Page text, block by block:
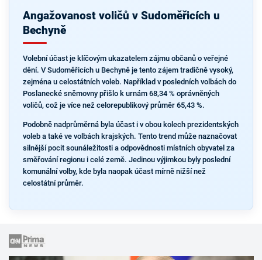
Angažovanost voličů v Sudoměřicích u
Bechyně
Volební účast je klíčovým ukazatelem zájmu občanů o veřejné
dění. V Sudoměřicích u Bechyně je tento zájem tradičně vysoký,
zejména u celostátních voleb. Například v posledních volbách do
Poslanecké sněmovny přišlo k urnám 68,34 % oprávněných
voličů, což je více než celorepublikový průměr 65,43 %.
Podobně nadprůměrná byla účast i v obou kolech prezidentských
voleb a také ve volbách krajských. Tento trend může naznačovat
silnější pocit sounáležitosti a odpovědnosti místních obyvatel za
směřování regionu i celé země. Jedinou výjimkou byly poslední
komunální volby, kde byla naopak účast mírně nižší než
celostátní průměr.